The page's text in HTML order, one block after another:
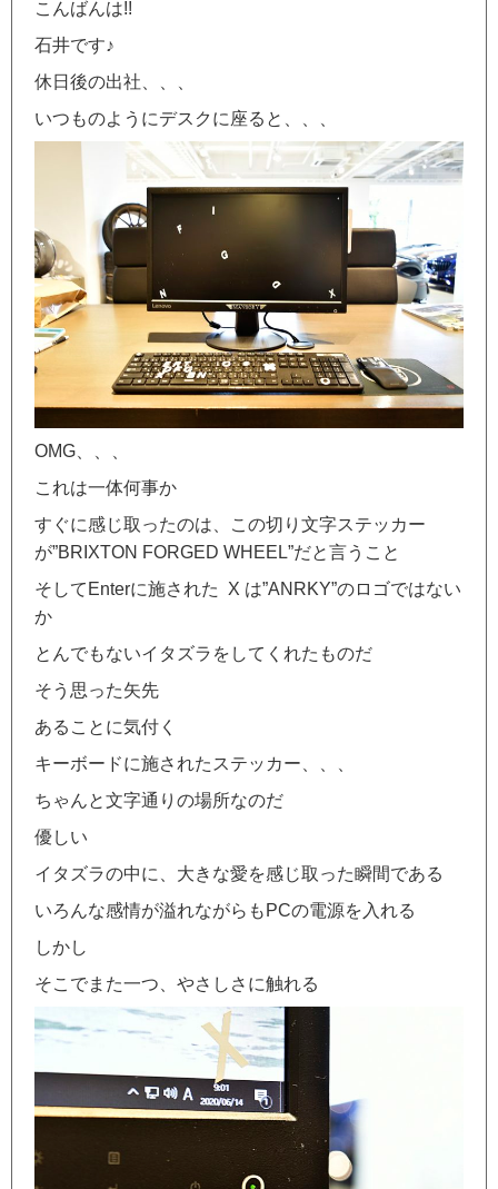
こんばんは!!
石井です♪
休日後の出社、、、
いつものようにデスクに座ると、、、
OMG、、、
これは一体何事か
すぐに感じ取ったのは、この切り文字ステッカー
が”BRIXTON FORGED WHEEL”だと言うこと
そしてEnterに施された X は”ANRKY”のロゴではない
か
とんでもないイタズラをしてくれたものだ
そう思った矢先
あることに気付く
キーボードに施されたステッカー、、、
ちゃんと文字通りの場所なのだ
優しい
イタズラの中に、大きな愛を感じ取った瞬間である
いろんな感情が溢れながらもPCの電源を入れる
しかし
そこでまた一つ、やさしさに触れる